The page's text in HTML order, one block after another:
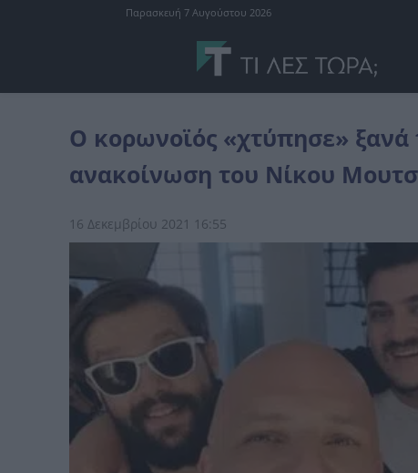
Παρασκευή 7 Αυγούστου 2026
Ο κορωνοϊός «χτύπησε»
ανακοίνωση του Νίκου
16 Δεκεμβρίου 2021 16:55